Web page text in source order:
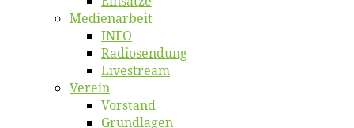
Me­di­en­ar­beit
INFO
Ra­dio­sen­dung
Live­stream
Ver­ein
Vor­stand
Grund­la­gen